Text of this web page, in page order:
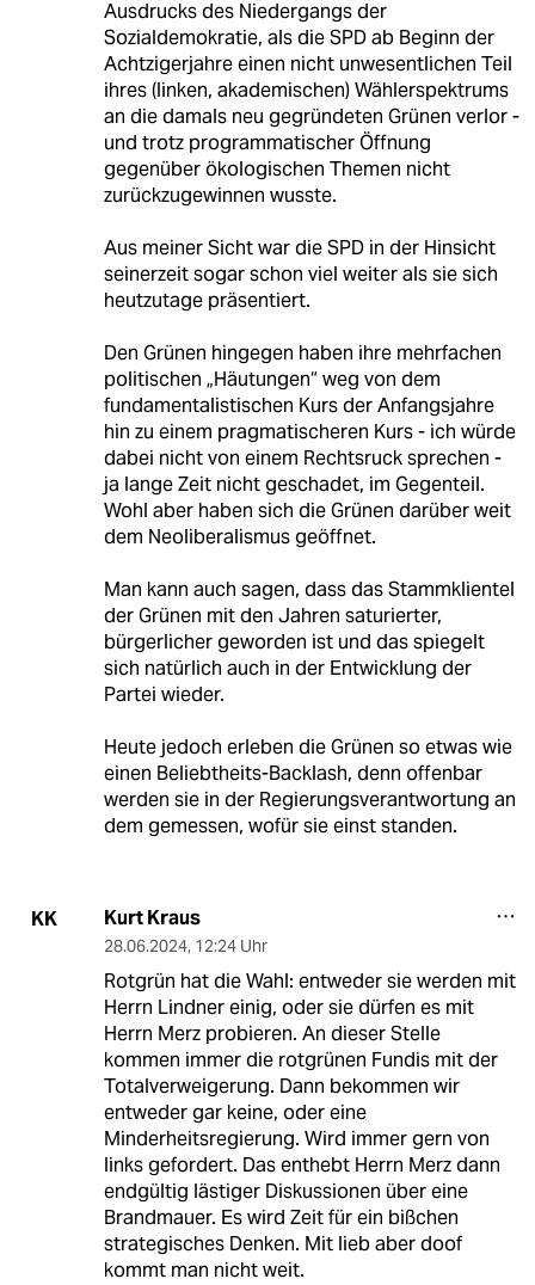
Ausdrucks des Niedergangs der
Sozialdemokratie, als die SPD ab Beginn der
Achtzigerjahre einen nicht unwesentlichen Teil
ihres (linken, akademischen) Wählerspektrums
an die damals neu gegründeten Grünen verlor -
und trotz programmatischer Öffnung
gegenüber ökologischen Themen nicht
zurückzugewinnen wusste.
Aus meiner Sicht war die SPD in der Hinsicht
seinerzeit sogar schon viel weiter als sie sich
heutzutage präsentiert.
Den Grünen hingegen haben ihre mehrfachen
politischen „Häutungen“ weg von dem
fundamentalistischen Kurs der Anfangsjahre
hin zu einem pragmatischeren Kurs - ich würde
dabei nicht von einem Rechtsruck sprechen -
ja lange Zeit nicht geschadet, im Gegenteil.
Wohl aber haben sich die Grünen darüber weit
dem Neoliberalismus geöffnet.
Man kann auch sagen, dass das Stammklientel
der Grünen mit den Jahren saturierter,
bürgerlicher geworden ist und das spiegelt
sich natürlich auch in der Entwicklung der
Partei wieder.
Heute jedoch erleben die Grünen so etwas wie
einen Beliebtheits-Backlash, denn offenbar
werden sie in der Regierungsverantwortung an
dem gemessen, wofür sie einst standen.
KK Kurt Kraus
28.06.2024, 12:24 Uhr
Rotgrün hat die Wahl: entweder sie werden mit
Herrn Lindner einig, oder sie dürfen es mit
Herrn Merz probieren. An dieser Stelle
kommen immer die rotgrünen Fundis mit der
Totalverweigerung. Dann bekommen wir
entweder gar keine, oder eine
Minderheitsregierung. Wird immer gern von
links gefordert. Das enthebt Herrn Merz dann
endgültig lästiger Diskussionen über eine
Brandmauer. Es wird Zeit für ein bißchen
strategisches Denken. Mit lieb aber doof
kommt man nicht weit.